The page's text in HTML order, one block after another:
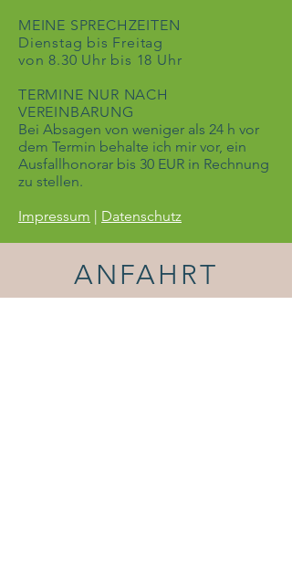
MEINE SPRECHZEITEN
Dienstag bis Freitag
von8.30 Uhr bis 18 Uhr
TERMINE NUR NACH
VEREINBARUNG
Bei Absagen von weniger als 24 h vor
dem Termin behalte ich mir vor, ein
Ausfallhonorar bis 30 EUR in Rechnung
zu stellen.
Impressum | Datenschutz
ANFAHRT